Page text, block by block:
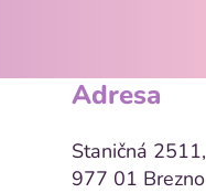
Adresa
Staničná 2511,
977 01 Brezno